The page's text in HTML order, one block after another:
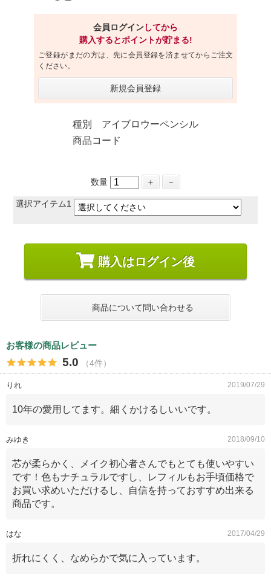
会員ログインしてから
購入するとポイントが貯まる!
ご登録がまだの方は、先に会員登録を済ませてからご注文
ください。
新規会員登録
種別 アイブロウーペンシル
商品コード
数量 ＋ －
選択アイテム1
購入はログイン後
商品について問い合わせる
お客様の商品レビュー
5.0 （4件）
りれ 2019/07/29
10年の愛用してます。細くかけるしいいです。
みゆき 2018/09/10
芯が柔らかく、メイク初心者さんでもとても使いやすい
です！色もナチュラルですし、レフィルもお手頃価格で
お買い求めいただけるし、自信を持っておすすめ出来る
商品です。
はな 2017/04/29
折れにくく、なめらかで気に入っています。